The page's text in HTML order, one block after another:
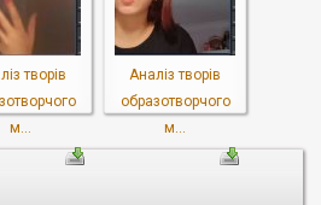
творів
м...
Аналіз творів
образотворчого
м...